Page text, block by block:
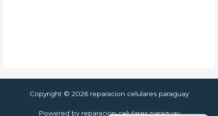
Copyright © 2026 reparacion celulares paraguay
Powered by reparacion celulares paraguay